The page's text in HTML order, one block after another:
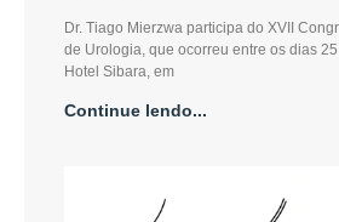
Dr. Tiago Mierzwa participa do XVII
de Urologia, que ocorreu entre os dias
Hotel Sibara, em
Continue lendo...